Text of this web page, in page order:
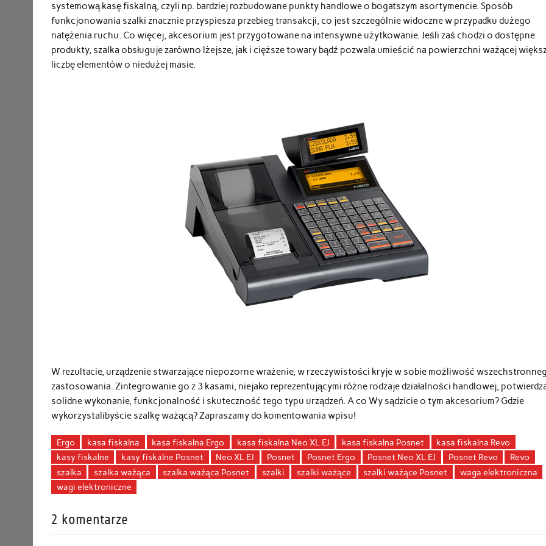
systemową kasę fiskalną, czyli np. bardziej rozbudowane punkty handlowe o bogatszym asortymencie. Sposób
funkcjonowania szalki znacznie przyspiesza przebieg transakcji, co jest szczególnie widoczne w przypadku dużego
natężenia ruchu. Co więcej, akcesorium jest przygotowane na intensywne użytkowanie. Jeśli zaś chodzi o dostępne
produkty, szalka obsługuje zarówno lżejsze, jak i cięższe towary bądź pozwala umieścić na powierzchni ważącej
liczbę elementów o niedużej masie.
W rezultacie, urządzenie stwarzające niepozorne wrażenie, w rzeczywistości kryje w sobie możliwość
zastosowania. Zintegrowanie go z 3 kasami, niejako reprezentującymi różne rodzaje działalności handlowej,
solidne wykonanie, funkcjonalność i skuteczność tego typu urządzeń. A co Wy sądzicie o tym akcesorium? Gdzie
wykorzystalibyście szalkę ważącą? Zapraszamy do komentowania wpisu!
Ergo kasa fiskalna kasa fiskalna Ergo kasa fiskalna Neo XL EJ kasa fiskalna Posnet
kasa fiskalna Revo
kasy fiskalne
kasy fiskalne Posnet Neo XL EJ Posnet Posnet Ergo Posnet Neo XL EJ Posnet Revo
Revo
szalka
szalka ważąca szalka ważąca Posnet szalki szalki ważące szalki ważące Posnet
waga elektroniczna
wagi elektroniczne
2 komentarze